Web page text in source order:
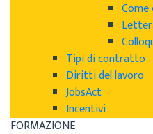
Tipi di contratto
Diritti del lavoro
JobsAct
Incentivi
FORMAZIONE